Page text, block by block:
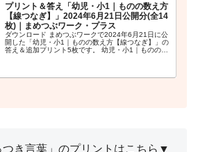
プリント＆答え「幼児・小1｜ものの数え方
【線つなぎ】」2024年6月21日公開分(全14
枚)｜まめつぶワーク・プラス
ダウンロード まめつぶワークで2024年6月21日に公
開した「幼児・小1｜ものの数え方【線つなぎ】」の
答え＆追加プリント5枚です。 幼児・小1｜ものの数
き言葉」のプリントはこちら▼